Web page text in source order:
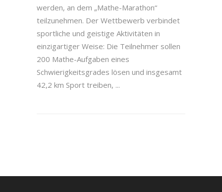
werden, an dem „Mathe-Marathon“
teilzunehmen. Der Wettbewerb verbindet
sportliche und geistige Aktivitäten in
einzigartiger Weise: Die Teilnehmer sollen
200 Mathe-Aufgaben eines
Schwierigkeitsgrades lösen und insgesamt
42,2 km Sport treiben,